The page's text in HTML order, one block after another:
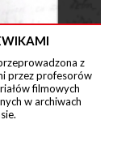
z
przez profesorów
filmowych
w archiwach